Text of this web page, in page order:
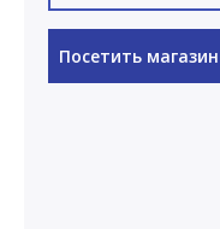
Посетить магазин